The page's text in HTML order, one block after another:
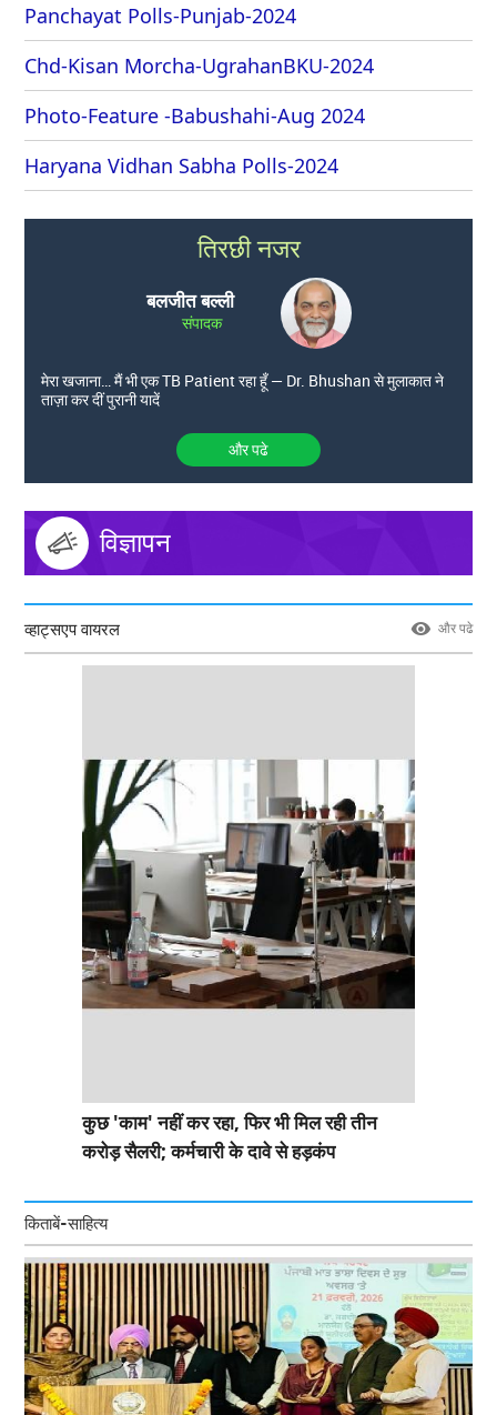
Panchayat Polls-Punjab-2024
Chd-Kisan Morcha-UgrahanBKU-2024
Photo-Feature -Babushahi-Aug 2024
Haryana Vidhan Sabha Polls-2024
तिरछी नजर
बलजीत बल्ली
संपादक
मेरा खजाना… मैं भी एक TB Patient रहा हूँ — Dr. Bhushan से मुलाकात ने
ताज़ा कर दीं पुरानी यादें
और पढे
विज्ञापन
व्हाट्सएप वायरल और पढे
कुछ 'काम' नहीं कर रहा, फिर भी मिल रही तीन
करोड़ सैलरी; कर्मचारी के दावे से हड़कंप
किताबें-साहित्य